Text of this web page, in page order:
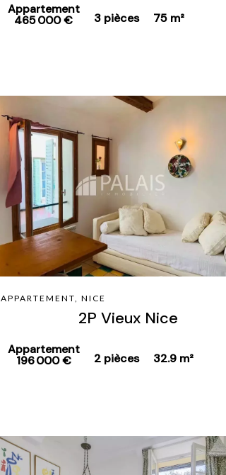
Appartement
465 000 € 3 pièces 75 m²
APPARTEMENT, NICE
2P Vieux Nice
Appartement
196 000 € 2 pièces 32.9 m²